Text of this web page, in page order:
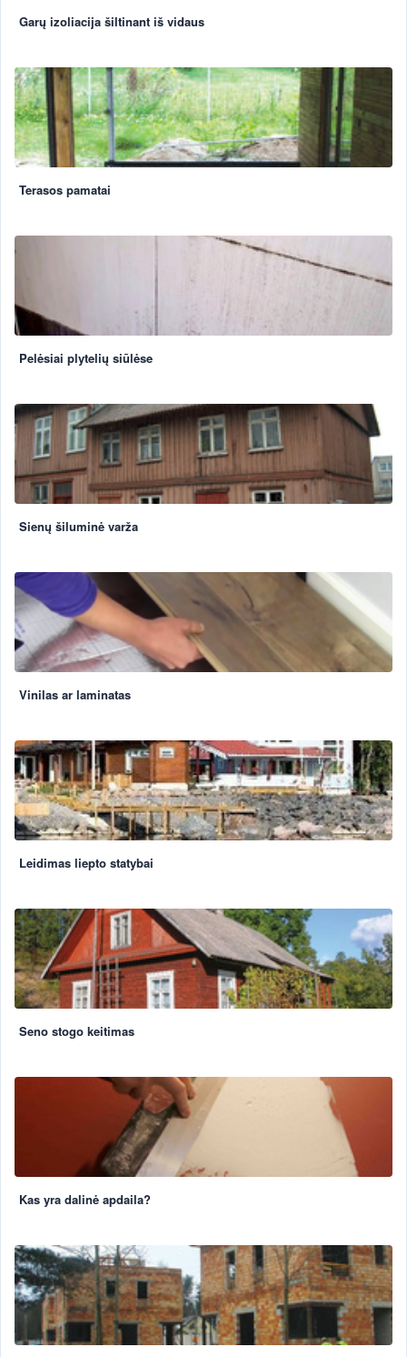
Garų izoliacija šiltinant iš vidaus
Terasos pamatai
Pelėsiai plytelių siūlėse
Sienų šiluminė varža
Vinilas ar laminatas
Leidimas liepto statybai
Seno stogo keitimas
Kas yra dalinė apdaila?